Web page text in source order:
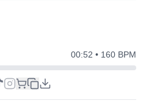
00:52 • 160 BPM